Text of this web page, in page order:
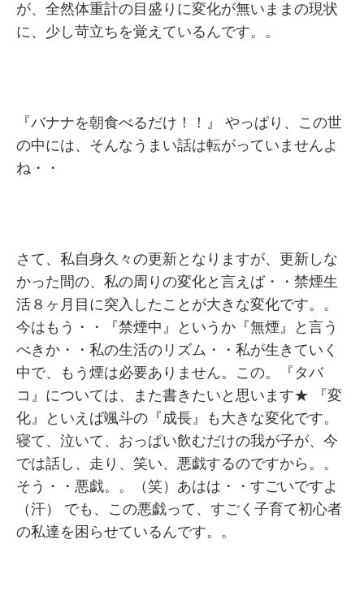
が、全然体重計の目盛りに変化が無いままの現状
に、少し苛立ちを覚えているんです。。
『バナナを朝食べるだけ！！』 やっぱり、この世
の中には、そんなうまい話は転がっていませんよ
ね・・
さて、私自身久々の更新となりますが、更新しな
かった間の、私の周りの変化と言えば・・禁煙生
活８ヶ月目に突入したことが大きな変化です。。
今はもう・・『禁煙中』というか『無煙』と言う
べきか・・私の生活のリズム・・私が生きていく
中で、もう煙は必要ありません。この。『タバ
コ』については、また書きたいと思います★ 『変
化』といえば颯斗の『成長』も大きな変化です。
寝て、泣いて、おっぱい飲むだけの我が子が、今
では話し、走り、笑い、悪戯するのですから。。
そう・・悪戯。。（笑）あはは・・すごいですよ
（汗） でも、この悪戯って、すごく子育て初心者
の私達を困らせているんです。。